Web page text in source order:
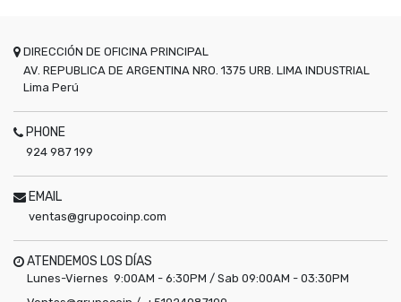
DIRECCIÓN DE OFICINA PRINCIPAL
AV. REPUBLICA DE ARGENTINA NRO. 1375 URB. LIMA INDUSTRIAL
Lima Perú
PHONE
924 987 199
EMAIL
ventas@grupocoinp.com
ATENDEMOS LOS DÍAS
Lunes-Viernes 9:00AM - 6:30PM / Sab 09:00AM - 03:30PM